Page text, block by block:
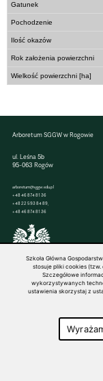
Gatunek
Pochodzenie
Ilość okazów
Rok założenia powierzchni
Wielkość powierzchni [ha]
Arboretum SGGW w Rogowie
ul. Leśna 5b
95-063 Rogów
arboretum@sggw.edu.pl
+48 46 874 81 36
+48 22 593 84 89,
+48 46 874 81 36
© 1816–2026
Szkoła Główna
stosuje pliki cookies
Szczegółowe
wykorzystywanych
ustawienia skorzystaj z